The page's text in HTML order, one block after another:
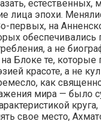
лица эпохи.
первых, на
а не
на Блоке те,
красоте, а не
как
мира — было
свое место,